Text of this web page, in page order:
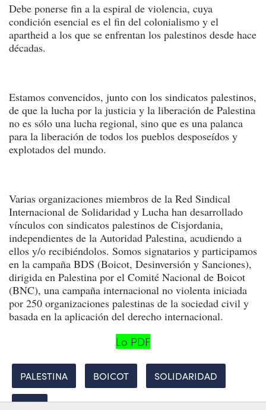
Debe ponerse fin a la espiral de violencia, cuya
condición esencial es el fin del colonialismo y el
apartheid a los que se enfrentan los palestinos desde hace
décadas.
Estamos convencidos, junto con los sindicatos palestinos,
de que la lucha por la justicia y la liberación de Palestina
no es sólo una lucha regional, sino que es una palanca
para la liberación de todos los pueblos desposeídos y
explotados del mundo.
Varias organizaciones miembros de la Red Sindical
Internacional de Solidaridad y Lucha han desarrollado
vínculos con sindicatos palestinos de Cisjordania,
independientes de la Autoridad Palestina, acudiendo a
ellos y/o recibiéndolos. Somos signatarios y participamos
en la campaña BDS (Boicot, Desinversión y Sanciones),
dirigida en Palestina por el Comité Nacional de Boicot
(BNC), una campaña internacional no violenta iniciada
por 250 organizaciones palestinas de la sociedad civil y
basada en la aplicación del derecho internacional.
Lo PDF
PALESTINA BOICOT SOLIDARIDAD
BNC